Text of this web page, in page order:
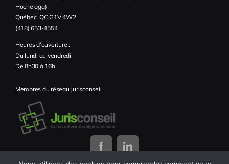
Hochelaga)
Québec, QC G1V 4W2
(418) 653-4554
Heures d’ouverture :
Du lundi au vendredi
De 8h30 à 16h
Membres du réseau Jurisconseil